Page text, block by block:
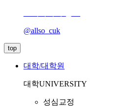
@allso_cuk
top
대학/대학원
대학UNIVERSITY
성심교정